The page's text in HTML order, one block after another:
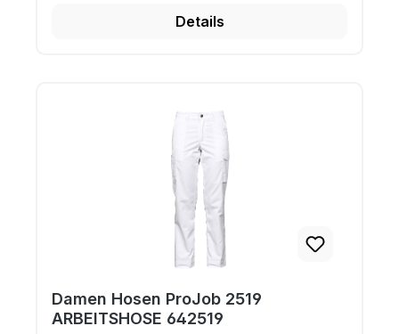
Details
Damen Hosen ProJob 2519
ARBEITSHOSE 642519